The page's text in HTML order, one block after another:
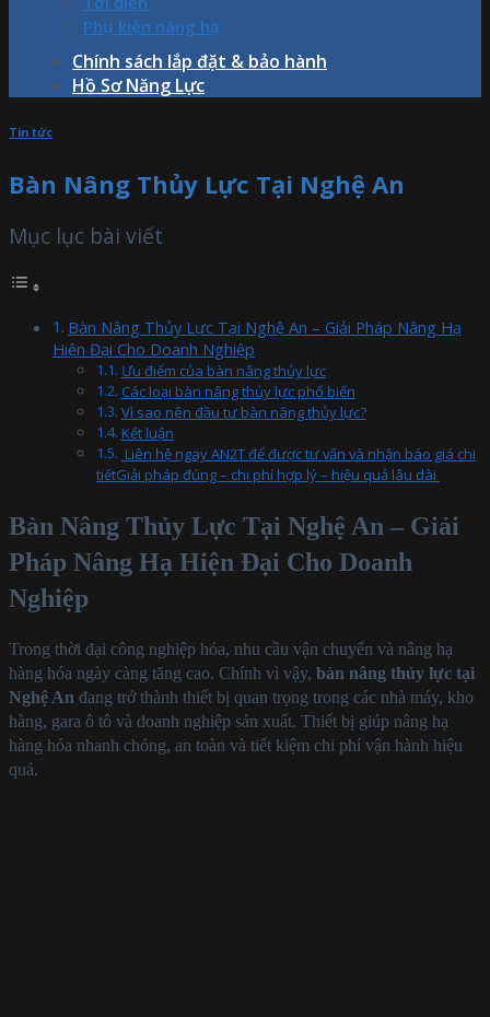
Phụ kiện nâng hạ
Chính sách lắp đặt & bảo hành
Hồ Sơ Năng Lực
Tin tức
Bàn Nâng Thủy Lực Tại Nghệ An
Mục lục bài viết
Bàn Nâng Thủy Lực Tại Nghệ An – Giải Pháp Nâng Hạ
Hiện Đại Cho Doanh Nghiệp
Ưu điểm của bàn nâng thủy lực
Các loại bàn nâng thủy lực phổ biến
Vì sao nên đầu tư bàn nâng thủy lực?
Kết luận
Liên hệ ngay AN2T để được tư vấn và nhận báo giá chi
tiếtGiải pháp đúng – chi phí hợp lý – hiệu quả lâu dài
Bàn Nâng Thủy Lực Tại Nghệ An – Giải
Pháp Nâng Hạ Hiện Đại Cho Doanh
Nghiệp
Trong thời đại công nghiệp hóa, nhu cầu vận chuyển và nâng hạ
hàng hóa ngày càng tăng cao. Chính vì vậy, bàn nâng thủy lực tại
Nghệ An đang trở thành thiết bị quan trọng trong các nhà máy, kho
hàng, gara ô tô và doanh nghiệp sản xuất. Thiết bị giúp nâng hạ
hàng hóa nhanh chóng, an toàn và tiết kiệm chi phí vận hành hiệu
quả.